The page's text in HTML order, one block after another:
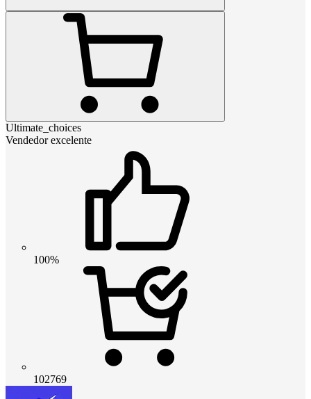
Ultimate_choices
Vendedor excelente
100%
102769